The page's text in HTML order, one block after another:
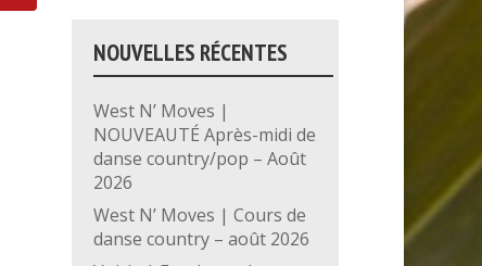
NOUVELLES RÉCENTES
West N’ Moves |
NOUVEAUTÉ Après-midi de
danse country/pop – Août
2026
West N’ Moves | Cours de
danse country – août 2026